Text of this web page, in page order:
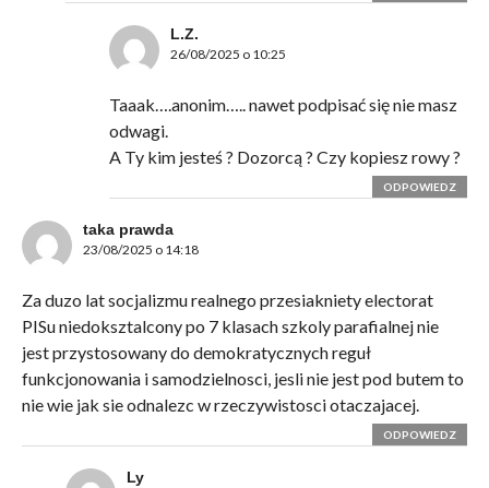
L.Z.
26/08/2025 o 10:25
Taaak….anonim….. nawet podpisać się nie masz
odwagi.
A Ty kim jesteś ? Dozorcą ? Czy kopiesz rowy ?
ODPOWIEDZ
taka prawda
23/08/2025 o 14:18
Za duzo lat socjalizmu realnego przesiakniety electorat
PISu niedoksztalcony po 7 klasach szkoly parafialnej nie
jest przystosowany do demokratycznych reguł
funkcjonowania i samodzielnosci, jesli nie jest pod butem to
nie wie jak sie odnalezc w rzeczywistosci otaczajacej.
ODPOWIEDZ
Ly